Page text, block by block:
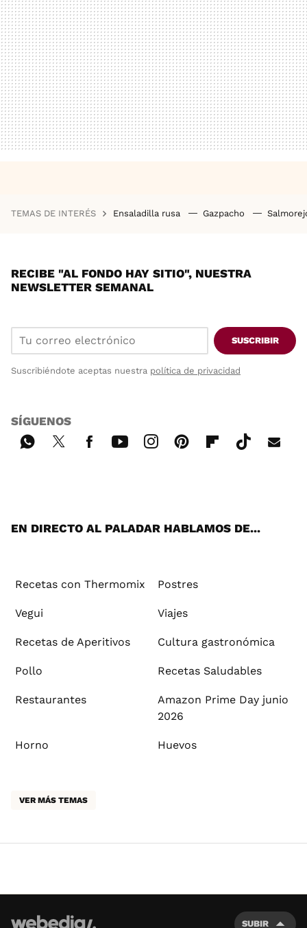
TEMAS DE INTERÉS Ensaladilla rusa Gazpacho
RECIBE "AL FONDO HAY SITIO", NUESTRA
NEWSLETTER SEMANAL
SUSCRIBIR
Suscribiéndote aceptas nuestra política de privacidad
SÍGUENOS
EN DIRECTO AL PALADAR HABLAMOS DE...
Recetas con Thermomix Postres
Vegui Viajes
Recetas de Aperitivos Cultura gastronómica
Pollo Recetas Saludables
Restaurantes
Amazon Prime Day junio
2026
Horno Huevos
VER MÁS TEMAS
SUBIR